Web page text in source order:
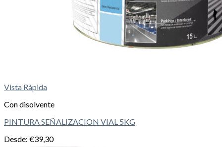
Vista Rápida
Con disolvente
PINTURA SEÑALIZACION VIAL 5KG
Desde: €39,30